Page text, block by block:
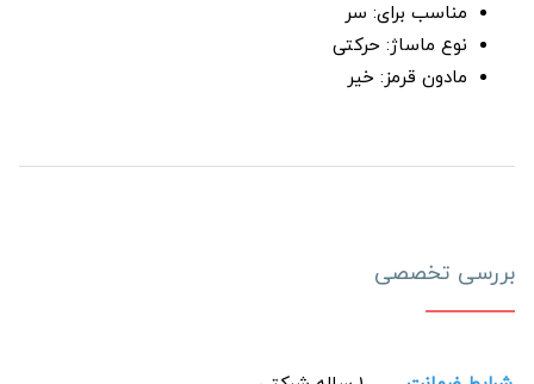
مناسب برای: سر
نوع ماساژ: حرکتی
مادون قرمز: خیر
بررسی تخصصی